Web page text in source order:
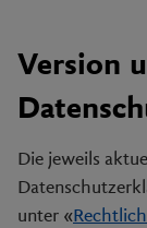
Version
Die jeweils
unter «